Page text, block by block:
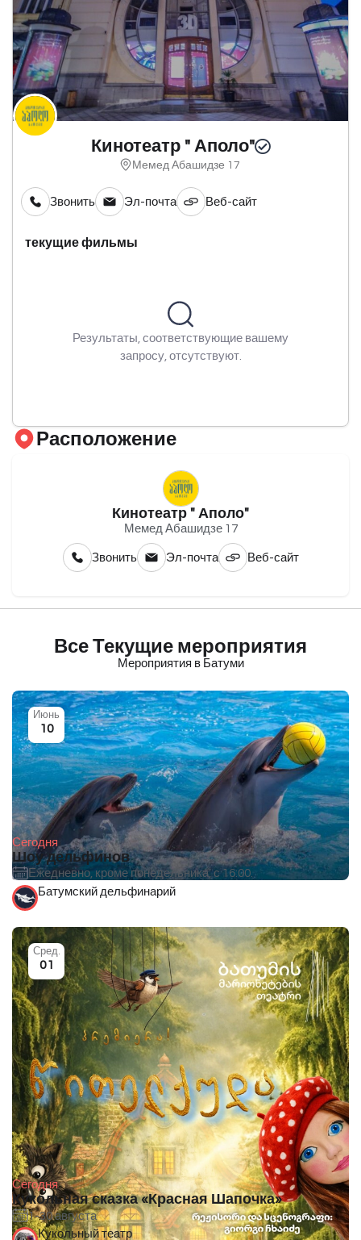
Кинотеатр " Аполо"
Мемед Абашидзе 17
Звонить Эл-почта Веб-сайт
текущие фильмы
Результаты, соответствующие вашему
запросу, отсутствуют.
Расположение
Кинотеатр " Аполо"
Мемед Абашидзе 17
Звонить Эл-почта Веб-сайт
Все Текущие мероприятия
Мероприятия в Батуми
Сегодня
Шоу дельфинов
Ежедневно, кроме понедельника, с 16:00.
Июнь
10
Батумский дельфинарий
Сегодня
Кукольная сказка «Красная Шапочка»
1-30 августа
Сред.
01
Кукольный театр